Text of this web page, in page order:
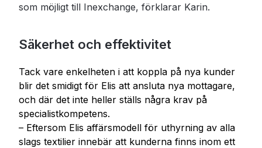
som möjligt till Inexchange, förklarar Karin.
Säkerhet och effektivitet
Tack vare enkelheten i att koppla på nya kunder
blir det smidigt för Elis att ansluta nya mottagare,
och där det inte heller ställs några krav på
specialistkompetens.
– Eftersom Elis affärsmodell för uthyrning av alla
slags textilier innebär att kunderna finns inom ett